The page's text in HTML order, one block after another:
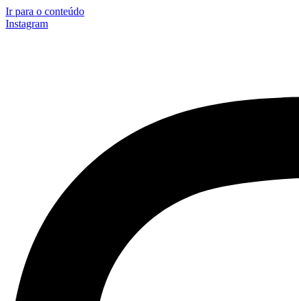
Ir para o conteúdo
Instagram